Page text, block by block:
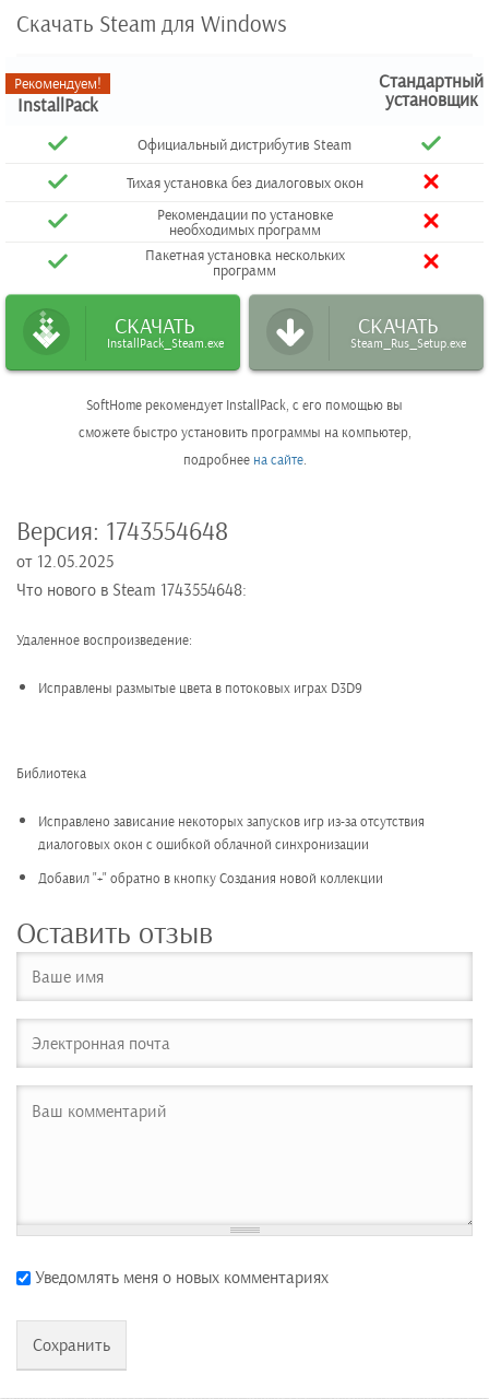
Скачать Steam для Windows
Рекомендуем!
InstallPack
Стандартный
установщик
Официальный дистрибутив Steam
Тихая установка без диалоговых окон
Рекомендации по установке
необходимых программ
Пакетная установка нескольких
программ
СКАЧАТЬ
InstallPack_Steam.exe
СКАЧАТЬ
Steam_Rus_Setup.exe
SoftHome рекомендует InstallPack, с его помощью вы
сможете быстро установить программы на компьютер,
подробнее на сайте.
Версия: 1743554648
от 12.05.2025
Что нового в Steam 1743554648:
Удаленное воспроизведение:
Исправлены размытые цвета в потоковых играх D3D9
Библиотека
Исправлено зависание некоторых запусков игр из-за отсутствия
диалоговых окон с ошибкой облачной синхронизации
Добавил "+" обратно в кнопку Создания новой коллекции
Оставить отзыв
Уведомлять меня о новых комментариях